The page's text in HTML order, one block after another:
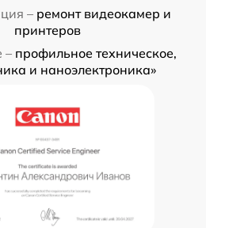
– ремонт видеокамер и
принтеров
– профильное техническое,
и наноэлектроника»